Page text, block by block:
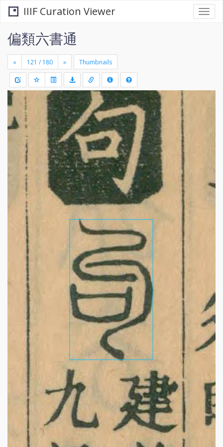
IIIF Curation Viewer
偏類六書通
« » Thumbnails
+
-